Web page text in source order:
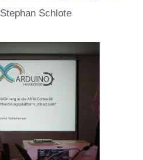
Stephan Schlote